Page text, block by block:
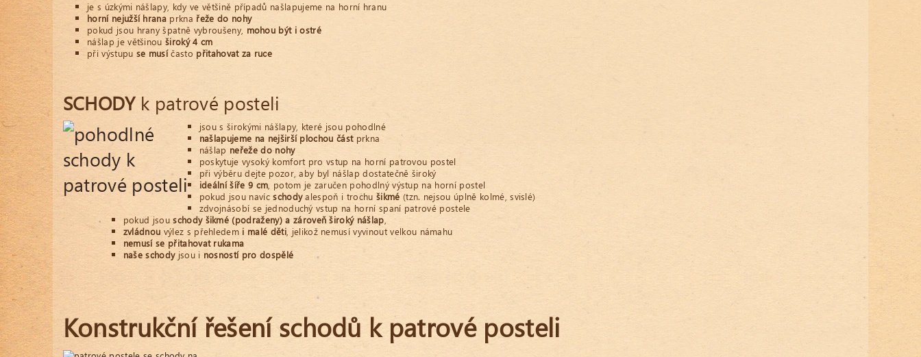
je s úzkými nášlapy, kdy ve většině případů našlapujeme na horní hranu
horní nejužší hrana prkna řeže do nohy
pokud jsou hrany špatně vybroušeny, mohou být i ostré
nášlap je většinouširoký 4 cm
při výstupu se musíčasto přitahovat za ruce
SCHODY k patrové posteli
jsou s širokými nášlapy, které jsou pohodlné
našlapujeme na nejširší plochou část prkna
nášlap neřeže do nohy
poskytuje vysoký komfort pro vstup na horní patrovou postel
při výběru dejte pozor, aby byl nášlap dostatečně široký
ideální šíře 9 cm , potom je zaručen pohodlný výstup na horní postel
pokud jsou navícschodyalespoň i trochu šikmé (tzn. nejsou úplně kolmé, svislé)
zdvojnásobí se jednoduchý vstup na horní spaní patrové postele
pokud jsouschody šikmé (podraženy) a zároveň široký nášlap
zvládnou výlez s přehledem i malé děti, jelikož nemusí vyvinout velkou námahu
nemusí se přitahovat rukama
naše schody jsou i nosností pro dospělé
Konstrukční řešení schodů k patrové posteli